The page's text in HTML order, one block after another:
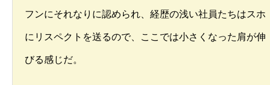
フンにそれなりに認められ、経歴の浅い社員たちはスホ
にリスペクトを送るので、ここでは小さくなった肩が伸
びる感じだ。